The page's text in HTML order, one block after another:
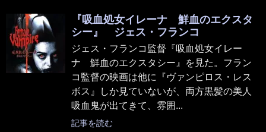
『吸血処女イレーナ 鮮血のエクスタ
シー』 ジェス・フランコ
ジェス・フランコ監督『吸血処女イレー
ナ 鮮血のエクスタシー』を見た。フラン
コ監督の映画は他に『ヴァンピロス・レス
ボス』しか見ていないが、両方黒髪の美人
吸血鬼が出てきて、雰囲...
記事を読む